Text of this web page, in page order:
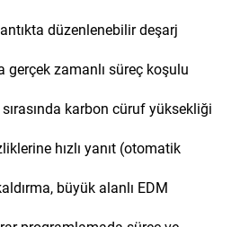
düzenlenebilir deşarj
gerçek zamanlı süreç koşulu
karbon cüruf yüksekliği
hızlı yanıt (otomatik
büyük alanlı EDM